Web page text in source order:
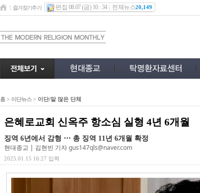
즐겨찾기추가 편집 08.07 (금) 10 : 34 전체뉴스20,149
홈 > 이단뉴스 > 이단/말 많은 단체
은혜로교회 신옥주 항소심 실형 4년 6개월
징역 6년에서 감형 ⋯ 총 징역 11년 6개월 확정
현대종교 | 김현빈 기자gus147qls@naver.com
2025.01.15 16:27 입력